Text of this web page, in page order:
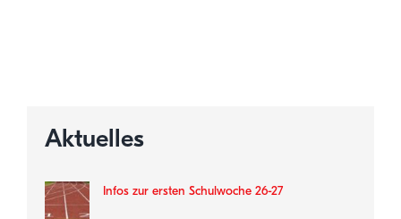
Aktuelles
Infos zur ersten Schulwoche 26-27